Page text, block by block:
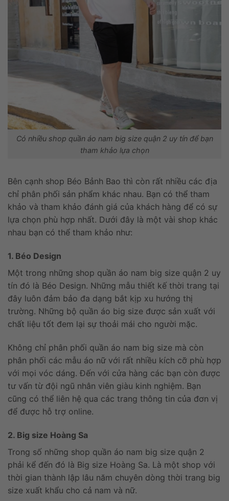
Có nhiều shop quần áo nam big size quận 2 uy tín để bạn
tham khảo lựa chọn
Bên cạnh shop Béo Bảnh Bao thì còn rất nhiều các địa
chỉ phân phối sản phẩm khác nhau. Bạn có thể tham
khảo và tham khảo đánh giá của khách hàng để có sự
lựa chọn phù hợp nhất. Dưới đây là một vài shop khác
nhau bạn có thể tham khảo như:
1. Béo Design
Một trong những shop quần áo nam big size quận 2 uy
tín đó là Béo Design. Những mẫu thiết kế thời trang tại
đây luôn đảm bảo đa dạng bắt kịp xu hướng thị
trường. Những bộ quần áo big size được sản xuất với
chất liệu tốt đem lại sự thoải mái cho người mặc.
Không chỉ phân phối quần áo nam big size mà còn
phân phối các mẫu áo nữ với rất nhiều kích cỡ phù hợp
với mọi vóc dáng. Đến với cửa hàng các bạn còn được
tư vấn từ đội ngũ nhân viên giàu kinh nghiệm. Bạn
cũng có thể liên hệ qua các trang thông tin của đơn vị
để được hỗ trợ online.
2. Big size Hoàng Sa
Trong số những shop quần áo nam big size quận 2
phải kể đến đó là Big size Hoàng Sa. Là một shop với
thời gian thành lập lâu năm chuyên dòng thời trang big
size xuất khẩu cho cả nam và nữ.